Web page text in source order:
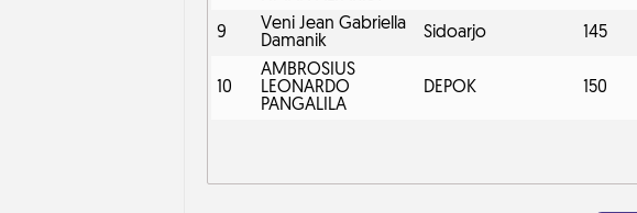
9
Veni Jean Gabriella
Damanik
Sidoarjo 145
10
AMBROSIUS
LEONARDO
PANGALILA
DEPOK 150